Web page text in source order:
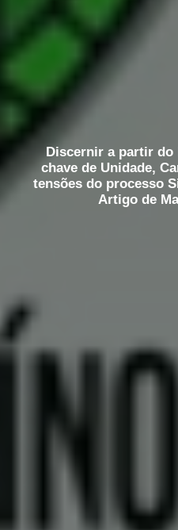
Discernir a partir do
chave de Unidade,
tensões do processo
Artigo de